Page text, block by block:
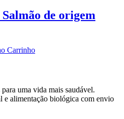
de origem
Carrinho
uma vida mais saudável.
e alimentação biológica com envio